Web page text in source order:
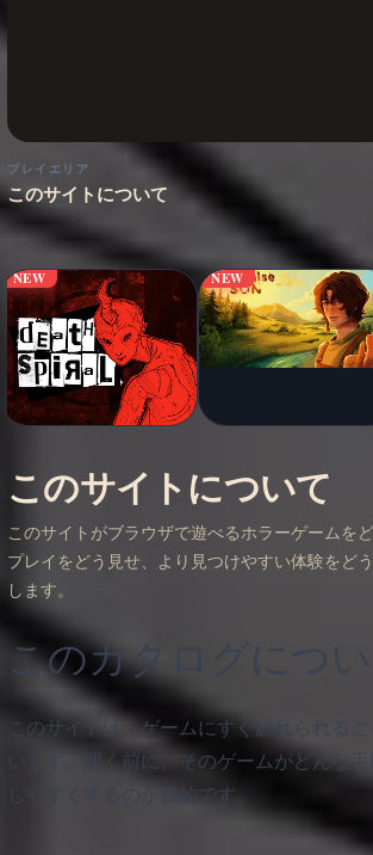
プレイエリア
このサイトについて
NEW NEW
このサイトについて
このサイトがブラウザで遊べるホラーゲームを
プレイをどう見せ、より見つけやすい体験をど
します。
このカタログにつ
このサイトは、ゲームにすぐ触れられるこ
います。開く前に、そのゲームがどんな手
しやすくするのが目的です。